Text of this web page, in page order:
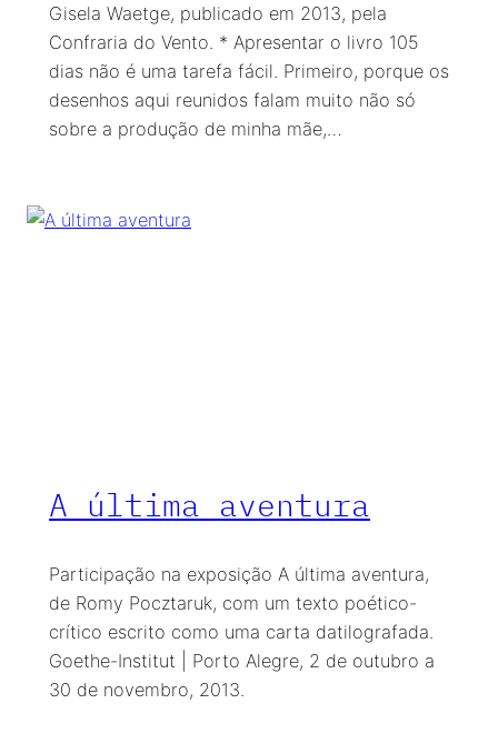
Gisela Waetge, publicado em 2013, pela
Confraria do Vento. * Apresentar o livro 105
dias não é uma tarefa fácil. Primeiro, porque os
desenhos aqui reunidos falam muito não só
sobre a produção de minha mãe,…
A última aventura
Participação na exposição A última aventura,
de Romy Pocztaruk, com um texto poético-
crítico escrito como uma carta datilografada.
Goethe-Institut | Porto Alegre, 2 de outubro a
30 de novembro, 2013.